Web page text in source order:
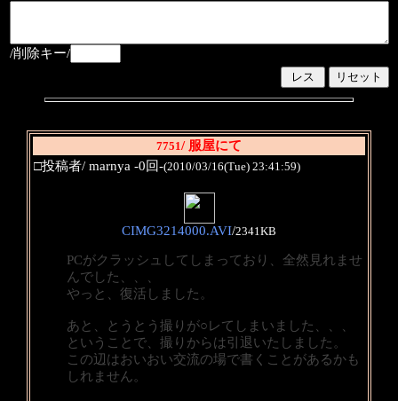
/削除キー/
7751/ 服屋にて
□投稿者/ marnya -0回-(2010/03/16(Tue) 23:41:59)
CIMG3214000.AVI/2341KB
PCがクラッシュしてしまっており、全然見れませ
んでした、、、
やっと、復活しました。
あと、とうとう撮りが○レてしまいました、、、
ということで、撮りからは引退いたしました。
この辺はおいおい交流の場で書くことがあるかも
しれません。